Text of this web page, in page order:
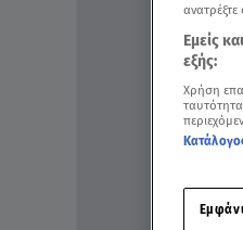
Εμείς
εξής:
Χρήση